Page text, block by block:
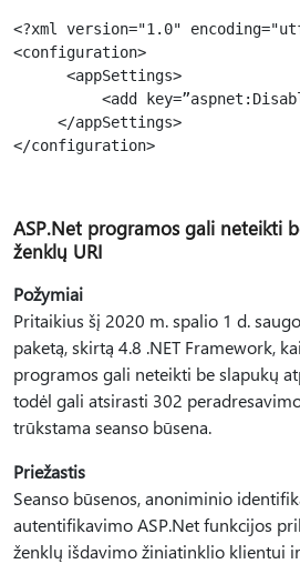
<?xml version="1.0"
<configuration>
<appSettings>
<add
</appSettings>
</configuration>
ASP.Net programos gali neteikti
ženklų URI
Požymiai
Pritaikius šį 2020 m. spalio 1 d.
paketą, skirtą 4.8 .NET Framework,
programos gali neteikti be slapukų
todėl gali atsirasti 302
trūkstama seanso būsena.
Priežastis
Seanso būsenos, anoniminio
autentifikavimo ASP.Net funkcijos
ženklų išdavimo žiniatinklio klientui